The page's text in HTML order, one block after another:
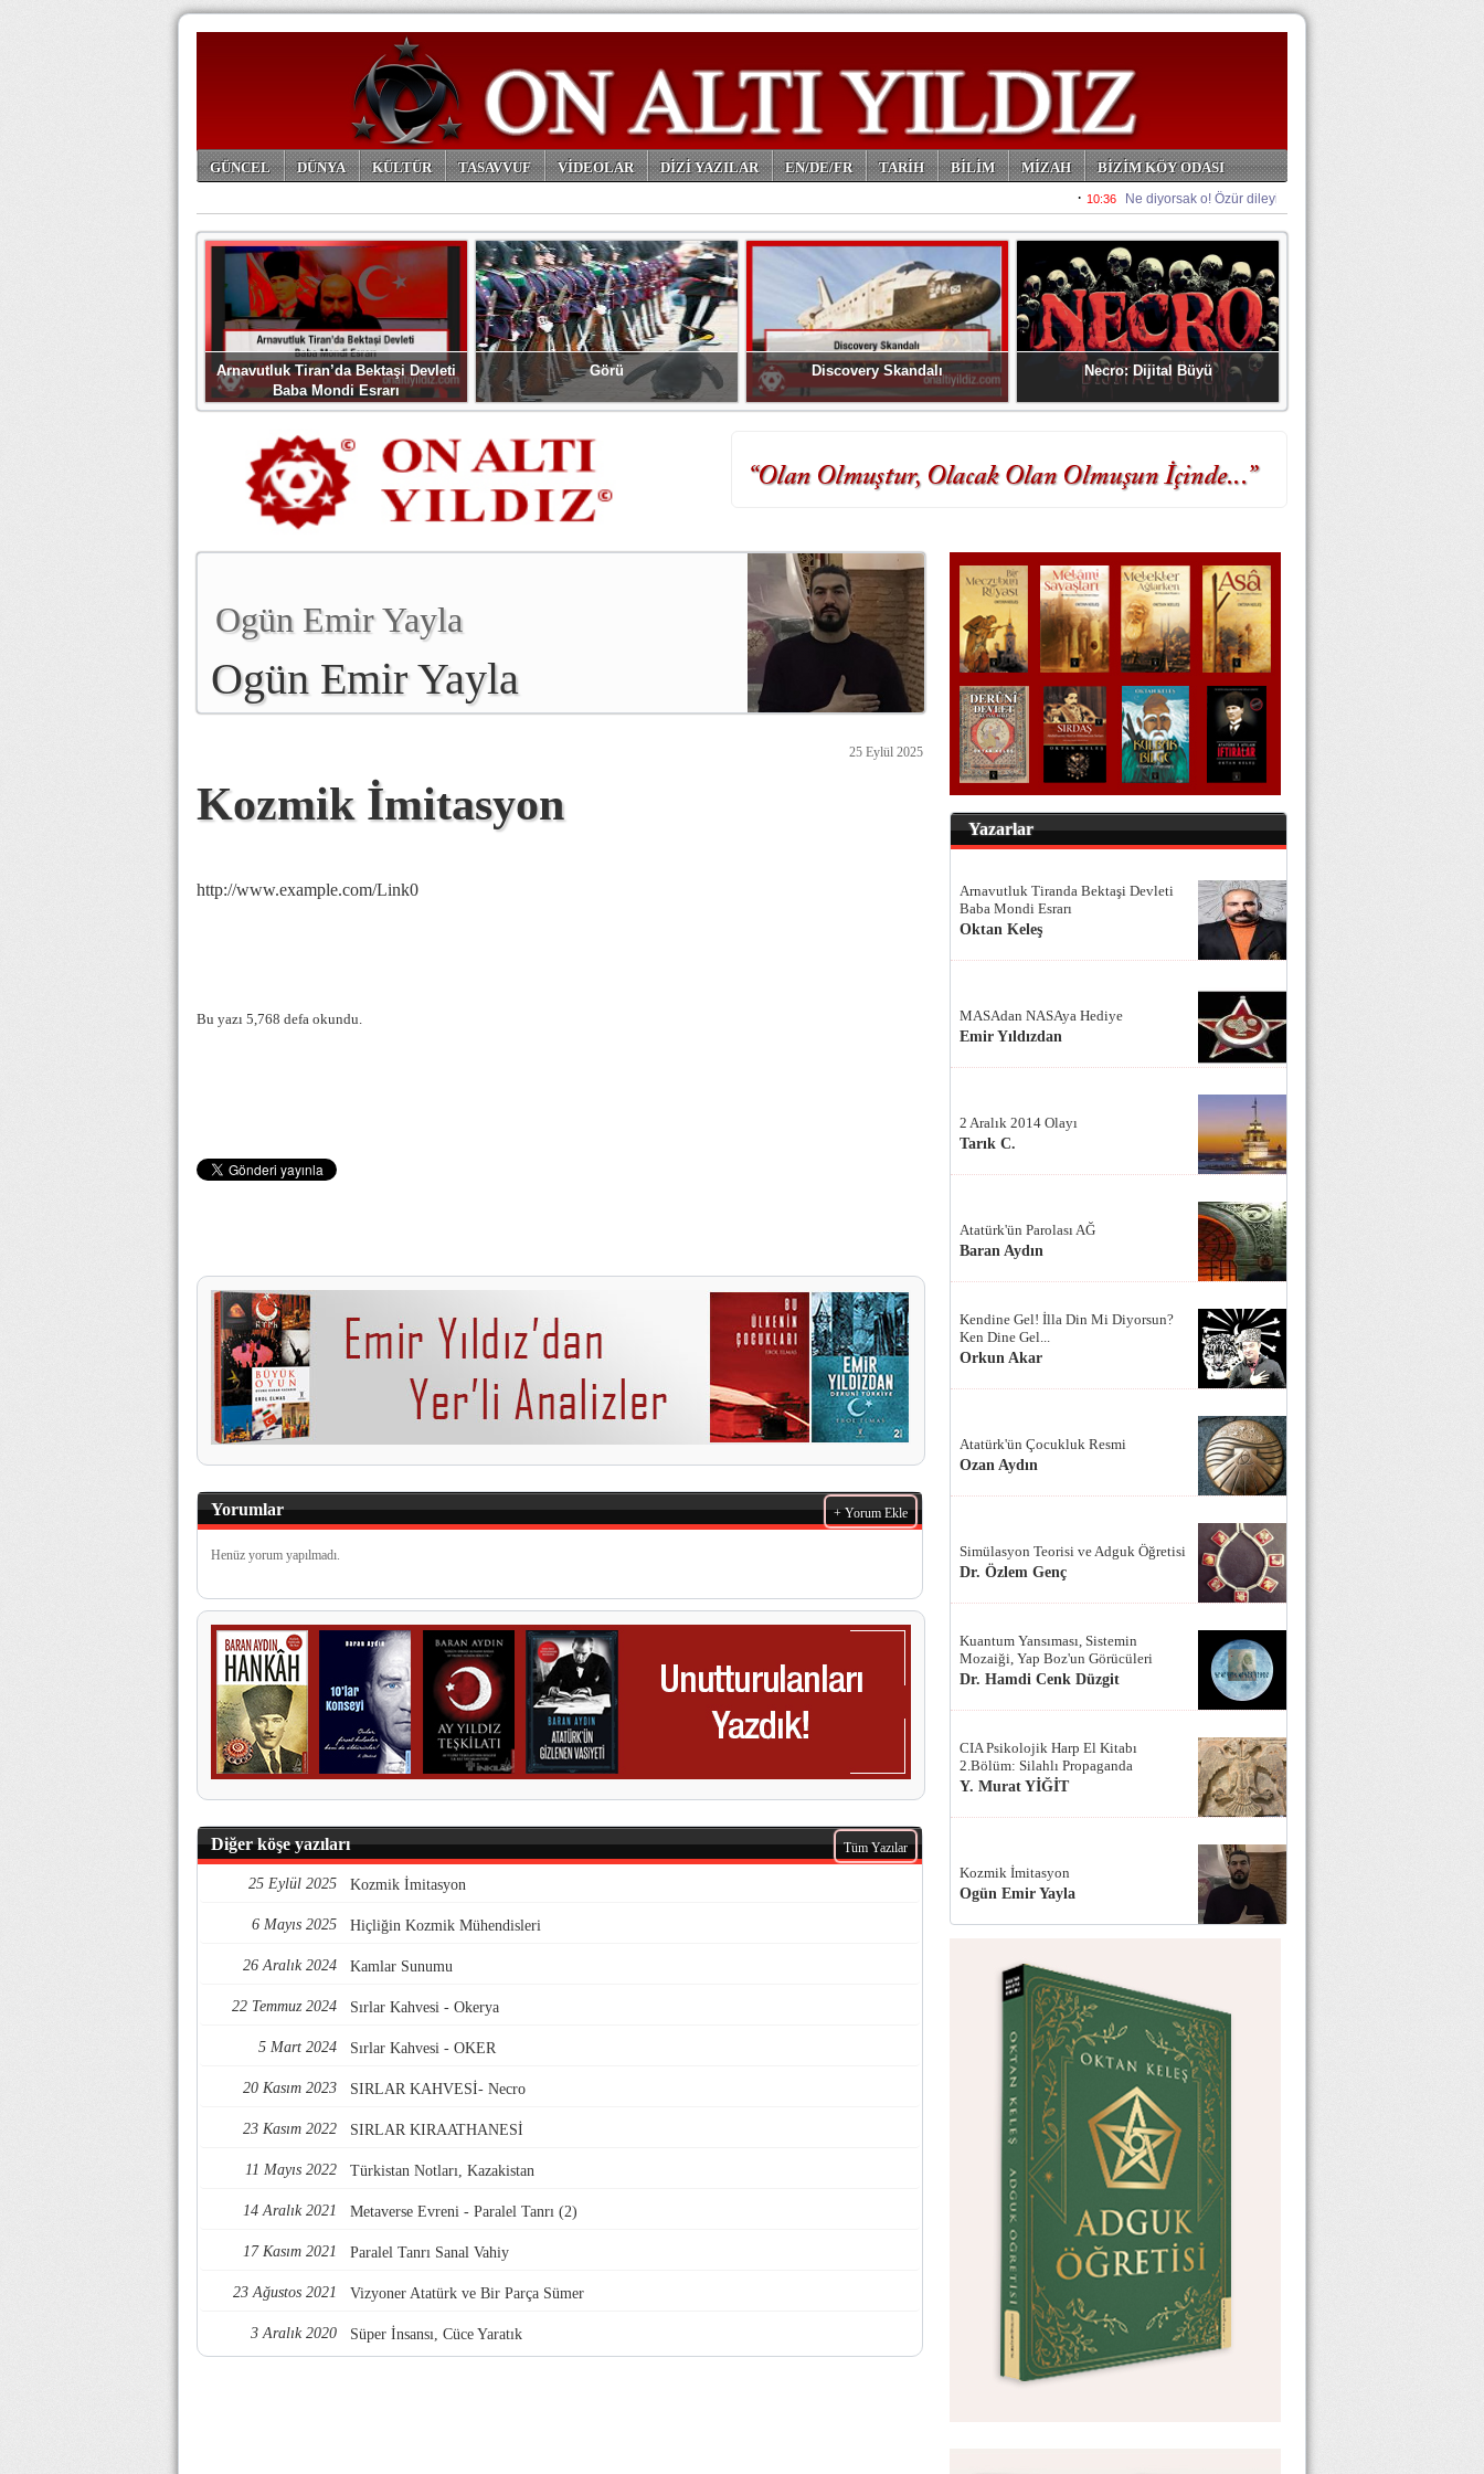
GÜNCEL DÜNYA KÜLTÜR TASAVVUF VİDEOLAR DİZİ YAZILAR EN/DE/FR TARİH BİLİM MİZAH
BİZİM KÖY ODASI
Arnavutluk Tiran’da Bektaşi Devleti
Baba Mondi Esrarı
Görü Discovery Skandalı Necro: Dijital Büyü
Ogün Emir Yayla
Ogün Emir Yayla
25 Eylül 2025
Kozmik İmitasyon
http://www.example.com/Link0
Bu yazı 5,768 defa okundu.
Yorumlar + Yorum Ekle
Henüz yorum yapılmadı.
Diğer köşe yazıları Tüm Yazılar
25 Eylül 2025 Kozmik İmitasyon
6 Mayıs 2025 Hiçliğin Kozmik Mühendisleri
26 Aralık 2024 Kamlar Sunumu
22 Temmuz 2024 Sırlar Kahvesi - Okerya
5 Mart 2024 Sırlar Kahvesi - OKER
20 Kasım 2023 SIRLAR KAHVESİ- Necro
23 Kasım 2022 SIRLAR KIRAATHANESİ
11 Mayıs 2022 Türkistan Notları, Kazakistan
14 Aralık 2021 Metaverse Evreni - Paralel Tanrı (2)
17 Kasım 2021 Paralel Tanrı Sanal Vahiy
23 Ağustos 2021 Vizyoner Atatürk ve Bir Parça Sümer
3 Aralık 2020 Süper İnsansı, Cüce Yaratık
Yazarlar
Arnavutluk Tiranda Bektaşi Devleti
Baba Mondi Esrarı
Oktan Keleş
MASAdan NASAya Hediye
Emir Yıldızdan
2 Aralık 2014 Olayı
Tarık C.
Atatürk'ün Parolası AĞ
Baran Aydın
Kendine Gel! İlla Din Mi Diyorsun?
Ken Dine Gel...
Orkun Akar
Atatürk'ün Çocukluk Resmi
Ozan Aydın
Simülasyon Teorisi ve Adguk Öğretisi
Dr. Özlem Genç
Kuantum Yansıması, Sistemin
Mozaiği, Yap Boz'un Görücüleri
Dr. Hamdi Cenk Düzgit
CIA Psikolojik Harp El Kitabı
2.Bölüm: Silahlı Propaganda
Y. Murat YİĞİT
Kozmik İmitasyon
Ogün Emir Yayla